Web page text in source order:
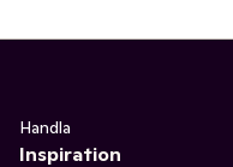
Handla
Inspiration